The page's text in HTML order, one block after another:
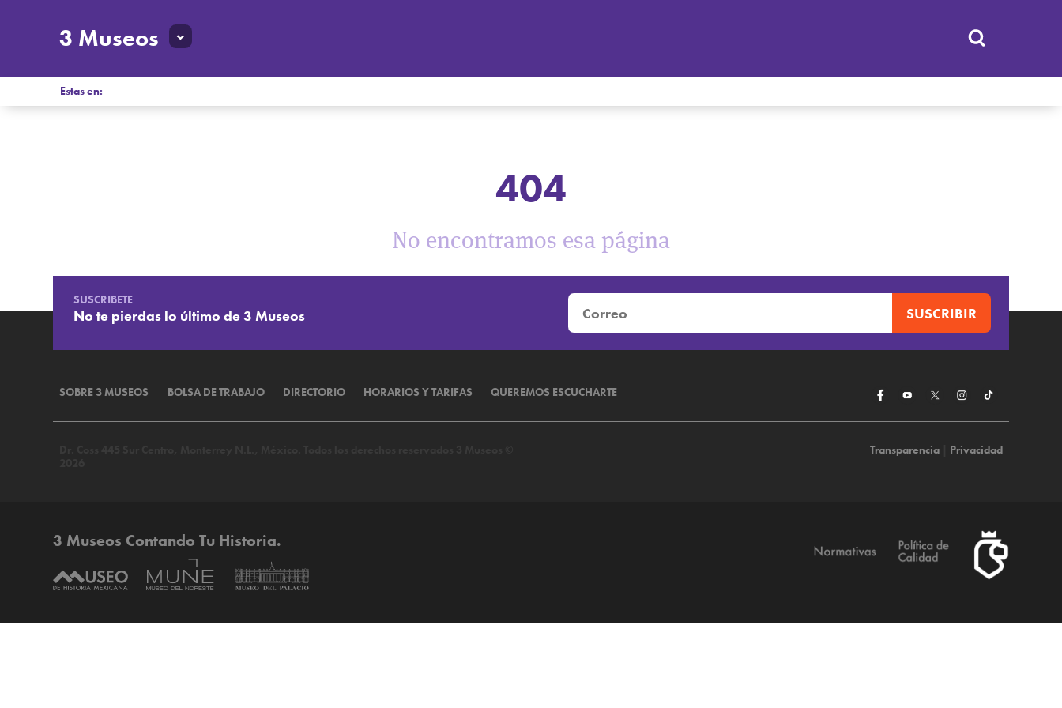
3 Museos
Estas en:
404
No encontramos esa página
SUSCRIBETE
No te pierdas lo último de 3 Museos
SOBRE 3 MUSEOS BOLSA DE TRABAJO DIRECTORIO HORARIOS Y TARIFAS QUEREMOS ESCUCHARTE
Transparencia| Privacidad
3 Museos Contando Tu Historia.